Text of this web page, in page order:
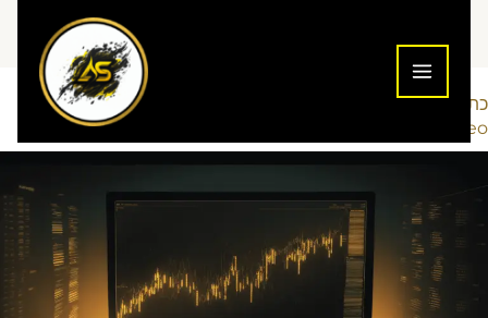
כתיבת תגובה תיקי מימון (נוסטרו)/ מאת
Maor-Seo